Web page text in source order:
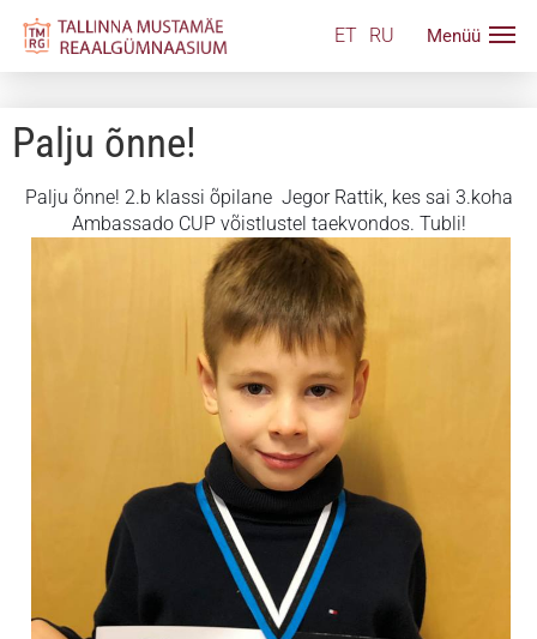
ET RU
Palju õnne!
Palju õnne! 2.b klassi õpilane Jegor Rattik, kes sai 3.koha
Ambassado CUP võistlustel taekvondos. Tubli!